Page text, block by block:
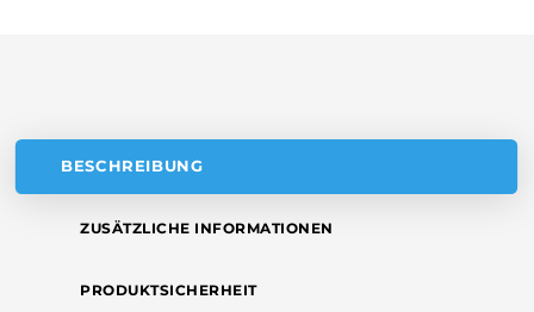
BESCHREIBUNG
ZUSÄTZLICHE INFORMATIONEN
PRODUKTSICHERHEIT